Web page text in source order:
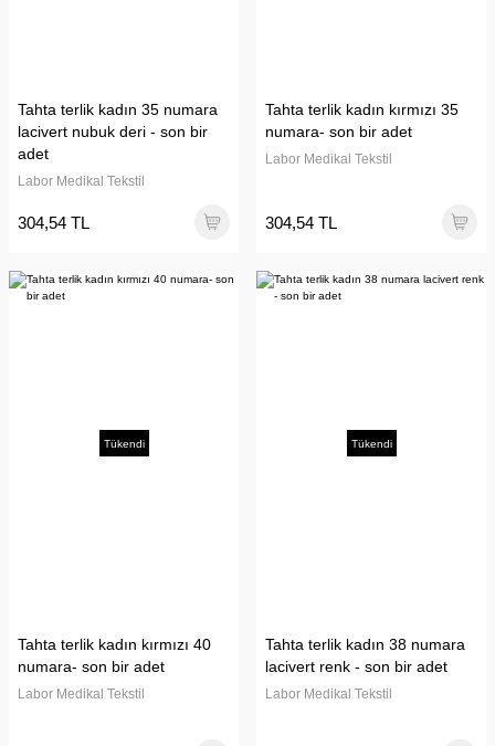
Tahta terlik kadın 35 numara
lacivert nubuk deri - son bir
adet
Labor Medikal Tekstil
304,54 TL
Tahta terlik kadın kırmızı 35
numara- son bir adet
Labor Medikal Tekstil
304,54 TL
Tükendi
Tahta terlik kadın kırmızı 40
numara- son bir adet
Labor Medikal Tekstil
Tükendi
Tahta terlik kadın 38 numara
lacivert renk - son bir adet
Labor Medikal Tekstil